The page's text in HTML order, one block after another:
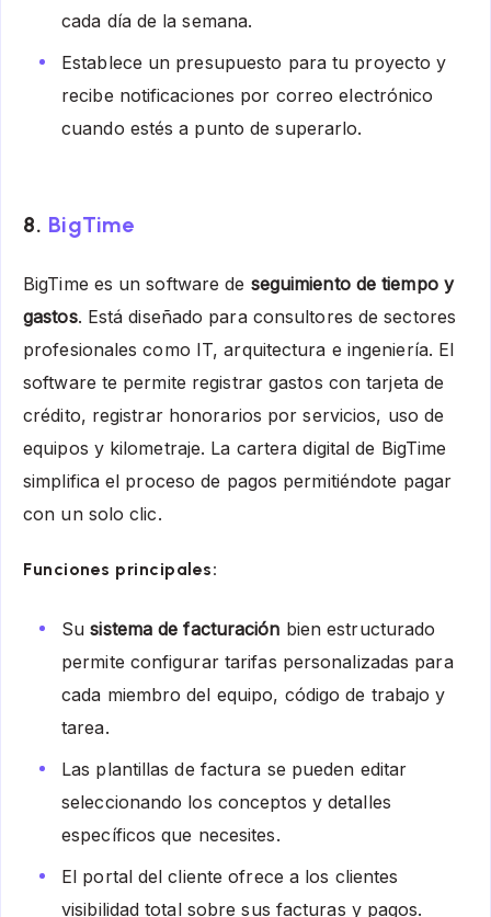
cada día de la semana.
Establece un presupuesto para tu proyecto y
recibe notificaciones por correo electrónico
cuando estés a punto de superarlo.
8. BigTime
BigTime es un software de seguimiento de tiempo y
gastos. Está diseñado para consultores de sectores
profesionales como IT, arquitectura e ingeniería. El
software te permite registrar gastos con tarjeta de
crédito, registrar honorarios por servicios, uso de
equipos y kilometraje. La cartera digital de BigTime
simplifica el proceso de pagos permitiéndote pagar
con un solo clic.
Funciones principales:
Susistema de facturación bien estructurado
permite configurar tarifas personalizadas para
cada miembro del equipo, código de trabajo y
tarea.
Las plantillas de factura se pueden editar
seleccionando los conceptos y detalles
específicos que necesites.
El portal del cliente ofrece a los clientes
visibilidad total sobre sus facturas y pagos.